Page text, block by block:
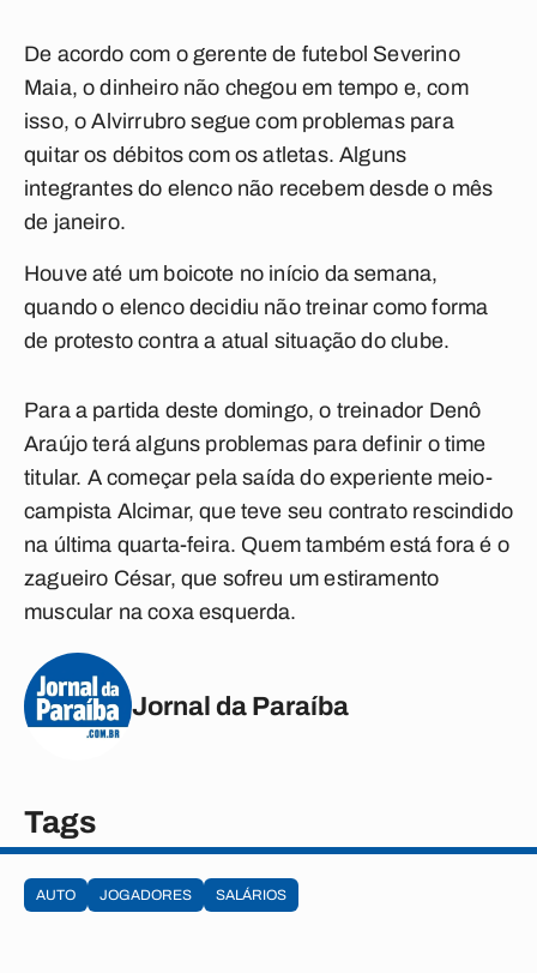
De acordo com o gerente de futebol Severino
Maia, o dinheiro não chegou em tempo e, com
isso, o Alvirrubro segue com problemas para
quitar os débitos com os atletas. Alguns
integrantes do elenco não recebem desde o mês
de janeiro.
Houve até um boicote no início da semana,
quando o elenco decidiu não treinar como forma
de protesto contra a atual situação do clube.
Para a partida deste domingo, o treinador Denô
Araújo terá alguns problemas para definir o time
titular. A começar pela saída do experiente meio-
campista Alcimar, que teve seu contrato rescindido
na última quarta-feira. Quem também está fora é o
zagueiro César, que sofreu um estiramento
muscular na coxa esquerda.
Jornal da Paraíba
Tags
AUTO JOGADORES SALÁRIOS